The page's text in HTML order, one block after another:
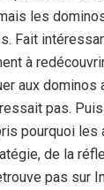
les
Fait
à
aux dominos
pas. Puis
pourquoi
de la
pas sur